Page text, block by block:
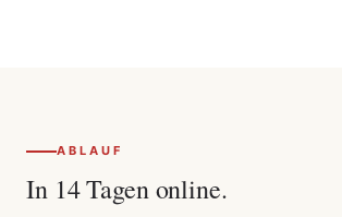
ABLAUF
In 14 Tagen online.